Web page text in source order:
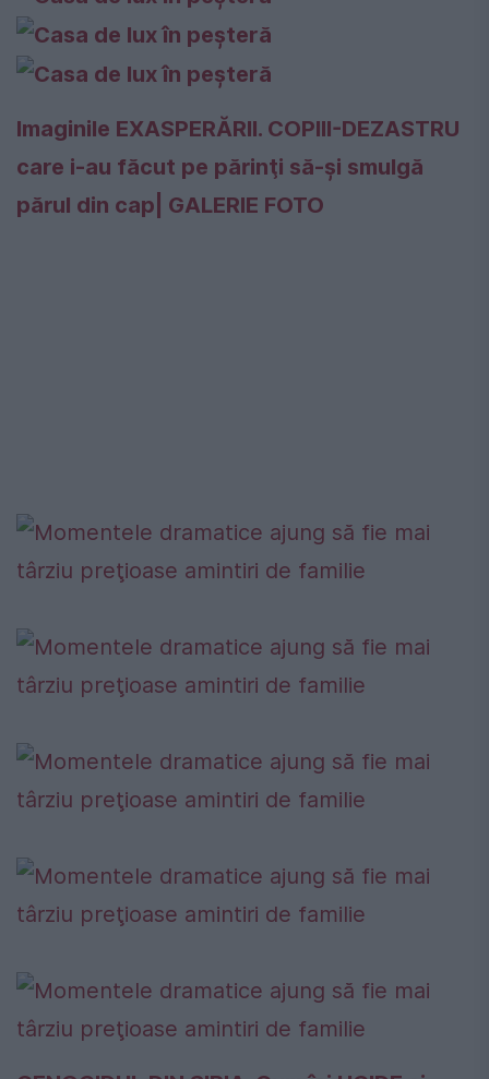
Imaginile EXASPERĂRII. COPIII-DEZASTRU
care i-au făcut pe părinţi să-şi smulgă
părul din cap| GALERIE FOTO